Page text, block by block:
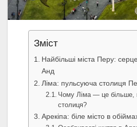
Зміст
Найбільші міста Перу:
Анд
Ліма: пульсуюча столиця
Чому Ліма — це більше,
столиця?
Арекіпа: біле місто в